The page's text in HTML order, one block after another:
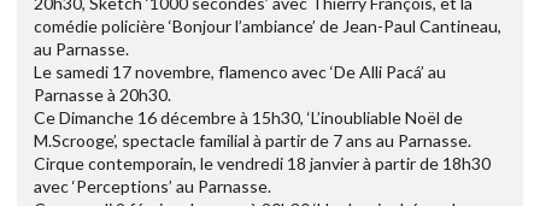
comédie policière ‘Bonjour l’ambiance’ de Jean-Paul Cantineau,
au Parnasse.
Le samedi 17 novembre, flamenco avec ‘De Alli Pacá’ au
Parnasse à 20h30.
Ce Dimanche 16 décembre à 15h30, ‘L’inoubliable Noël de
M.Scrooge’, spectacle familial à partir de 7 ans au Parnasse.
Cirque contemporain, le vendredi 18 janvier à partir de 18h30
avec ‘Perceptions’ au Parnasse.